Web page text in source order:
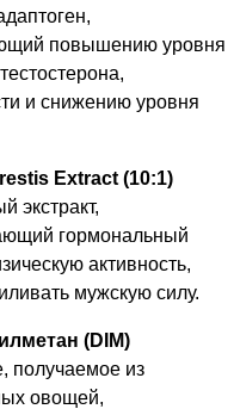
повышению уровня
и снижению уровня
Extract (10:1)
экстракт,
гормональный
активность,
мужскую силу.
(DIM)
получаемое из
овощей,